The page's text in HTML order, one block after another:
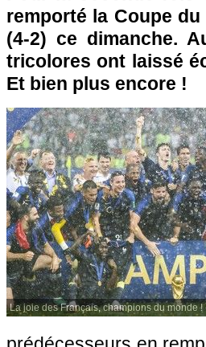
remporté la Coupe
(4-2) ce dimanche.
tricolores ont laissé
Et bien plus encore !
La joie des Français, champions du monde !